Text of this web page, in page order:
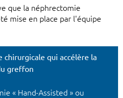
que la néphrectomie
mise en place par l'équipe
chirurgicale qui accélère la
greffon
« Hand-Assisted » ou